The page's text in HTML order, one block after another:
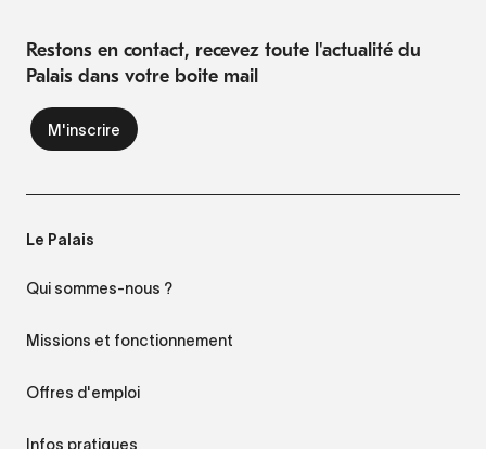
Restons en contact, recevez toute l'actualité du
Palais dans votre boite mail
Le Palais
Qui sommes-nous ?
Missions et fonctionnement
Offres d'emploi
Infos pratiques